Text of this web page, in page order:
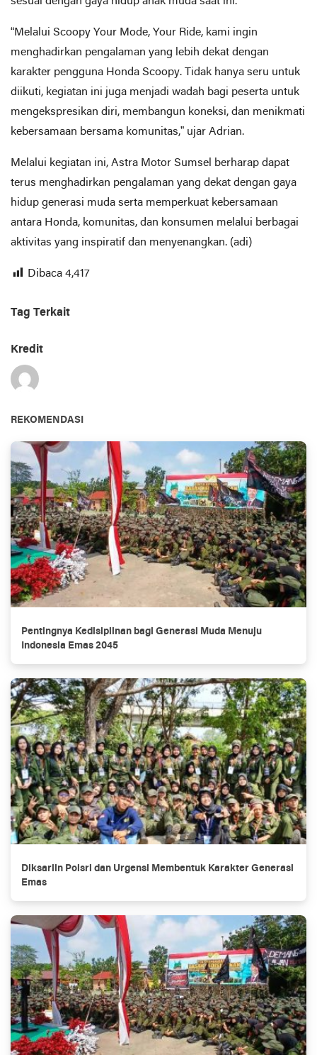
“Melalui Scoopy Your Mode, Your Ride, kami ingin
menghadirkan pengalaman yang lebih dekat dengan
karakter pengguna Honda Scoopy. Tidak hanya seru untuk
diikuti, kegiatan ini juga menjadi wadah bagi peserta untuk
mengekspresikan diri, membangun koneksi, dan menikmati
kebersamaan bersama komunitas,” ujar Adrian.
Melalui kegiatan ini, Astra Motor Sumsel berharap dapat
terus menghadirkan pengalaman yang dekat dengan gaya
hidup generasi muda serta memperkuat kebersamaan
antara Honda, komunitas, dan konsumen melalui berbagai
aktivitas yang inspiratif dan menyenangkan. (adi)
Dibaca 4,417
Tag Terkait
Kredit
REKOMENDASI
Pentingnya Kedisiplinan bagi Generasi Muda Menuju
Indonesia Emas 2045
Diksarlin Polsri dan Urgensi Membentuk Karakter Generasi
Emas